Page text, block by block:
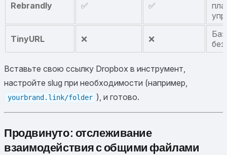
Rebrandly ✅ ✅
TinyURL ❌ ❌
Вставьте свою ссылку Dropbox в инструмент,
настройте slug при необходимости (например,
yourbrand.link/folder ), и готово.
Продвинуто: отслеживание
взаимодействия с общими файлами